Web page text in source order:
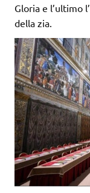
Gloria e l’ultimo
della zia.